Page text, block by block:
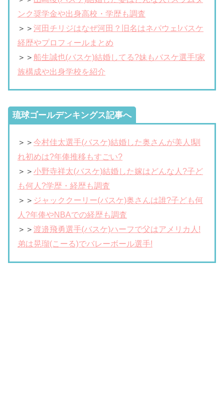
ンク奨学金や出身高校・学歴も調査
＞＞ 河田チリジはなぜ河田？旧名はネパウェ!バスケ
経歴やプロフィールまとめ
＞＞ 船生誠也(バスケ)結婚してる?妹もバスケ選手!家
族構成や出身学校を紹介
琉球ゴールデンキングス記事へ
＞＞ 今村佳太選手(バスケ)結婚した奥さんが美人!馴
れ初めは?年俸推移もすごい?
＞＞ 小野寺祥太(バスケ)結婚した嫁はどんな人?子ど
も何人?学歴・経歴も調査
＞＞ ジャッククーリー(バスケ)奥さんは誰?子ども何
人?年俸やNBAでの経歴も調査
＞＞ 渡邉飛勇選手(バスケ)ハーフで父はアメリカ人!
弟は晃瑠(こーる)でバレーボール選手!